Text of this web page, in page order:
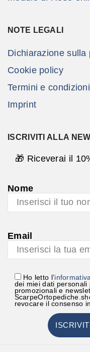
NOTE LEGALI
Dichiarazione sulla
Cookie policy
Termini e condizioni
Imprint
ISCRIVITI ALLA
🎁 Riceverai il
Nome
Email
Ho letto l’
dei miei dati personali
promozionali e
revocare il consenso